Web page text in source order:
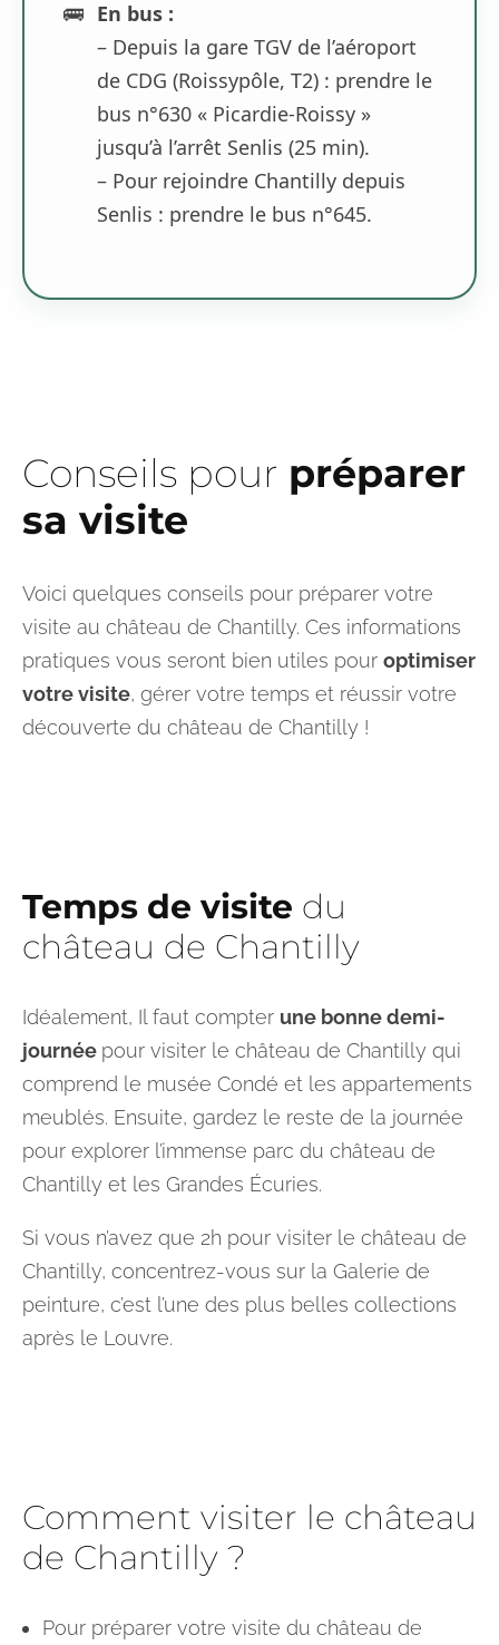
🚌 En bus :
– Depuis la gare TGV de l’aéroport
de CDG (Roissypôle, T2) : prendre le
bus n°630 « Picardie-Roissy »
jusqu’à l’arrêt Senlis (25 min).
– Pour rejoindre Chantilly depuis
Senlis : prendre le bus n°645.
Conseils pour préparer
sa visite
Voici quelques conseils pour préparer votre
visite au château de Chantilly. Ces informations
pratiques vous seront bien utiles pour optimiser
votre visite, gérer votre temps et réussir votre
découverte du château de Chantilly !
Temps de visite du
château de Chantilly
Idéalement, Il faut compter une bonne demi-
journée pour visiter le château de Chantilly qui
comprend le musée Condé et les appartements
meublés. Ensuite, gardez le reste de la journée
pour explorer l’immense parc du château de
Chantilly et les Grandes Écuries.
Si vous n’avez que 2h pour visiter le château de
Chantilly, concentrez-vous sur la Galerie de
peinture, c’est l’une des plus belles collections
après le Louvre.
Comment visiter le château
de Chantilly ?
Pour préparer votre visite du château de